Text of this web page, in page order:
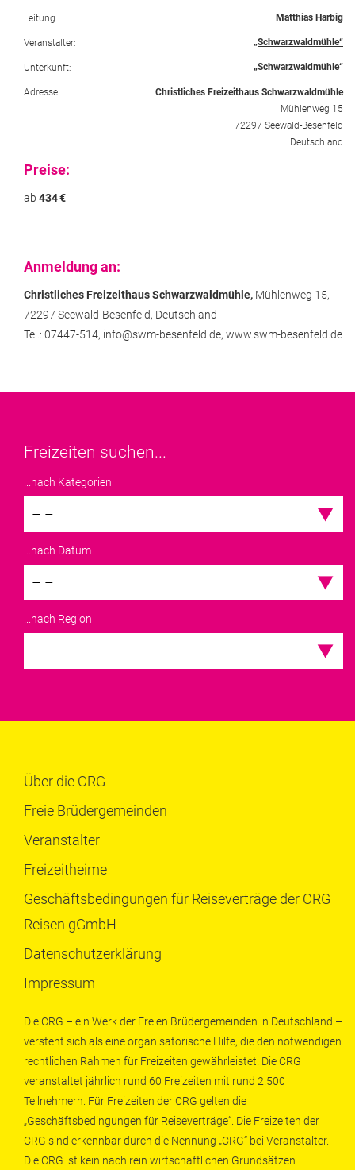
Leitung: Matthias Harbig
Veranstalter: „Schwarzwaldmühle“
Unterkunft: „Schwarzwaldmühle“
Adresse:
Christliches Freizeithaus Schwarzwaldmühle
Mühlenweg 15
72297 Seewald-Besenfeld
Deutschland
Preise:
ab 434€
Anmeldung an:
Christliches Freizeithaus Schwarzwaldmühle, Mühlenweg 15,
72297 Seewald-Besenfeld, Deutschland
Tel.: 07447-514, info@swm-besenfeld.de, www.swm-besenfeld.de
Freizeiten suchen...
...nach Kategorien
– –
...nach Datum
– –
...nach Region
– –
Über die CRG
Freie Brüdergemeinden
Veranstalter
Freizeitheime
Geschäftsbedingungen für Reiseverträge der CRG
Reisen gGmbH
Datenschutzerklärung
Impressum
Die CRG – ein Werk der Freien Brüdergemeinden in Deutschland –
versteht sich als eine organisatorische Hilfe, die den notwendigen
rechtlichen Rahmen für Freizeiten gewährleistet. Die CRG
veranstaltet jährlich rund 60 Freizeiten mit rund 2.500
Teilnehmern. Für Freizeiten der CRG gelten die
„Geschäftsbedingungen für Reiseverträge“. Die Freizeiten der
CRG sind erkennbar durch die Nennung „CRG“ bei Veranstalter.
Die CRG ist kein nach rein wirtschaftlichen Grundsätzen